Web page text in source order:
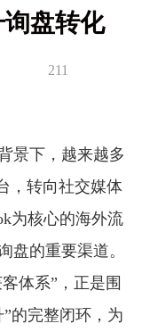
盘转化
211
下，越来越多
，转向社交媒体
为核心的海外流
盘的重要渠道。
体系”，正是围
的完整闭环，为